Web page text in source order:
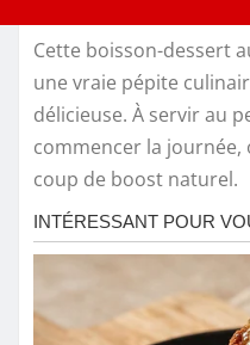
Cette boisson-dessert
une vraie pépite
délicieuse. À servir au
commencer la
coup de boost naturel.